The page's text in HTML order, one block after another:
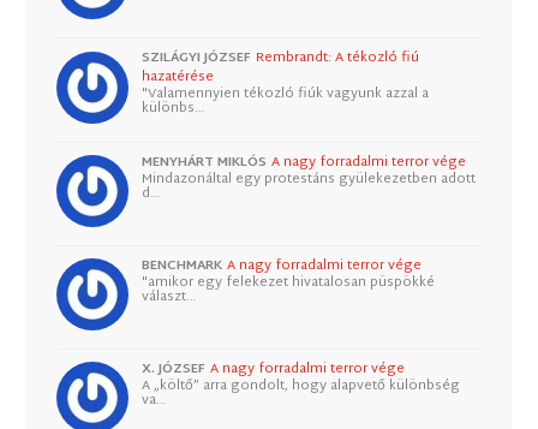
SZILÁGYI JÓZSEF Rembrandt: A tékozló fiú
hazatérése
"Valamennyien tékozló fiúk vagyunk azzal a
különbs…
MENYHÁRT MIKLÓS A nagy forradalmi terror vége
Mindazonáltal egy protestáns gyülekezetben adott
d…
BENCHMARK A nagy forradalmi terror vége
"amikor egy felekezet hivatalosan püspökké
választ…
X. JÓZSEF A nagy forradalmi terror vége
A „költő” arra gondolt, hogy alapvető különbség
va…